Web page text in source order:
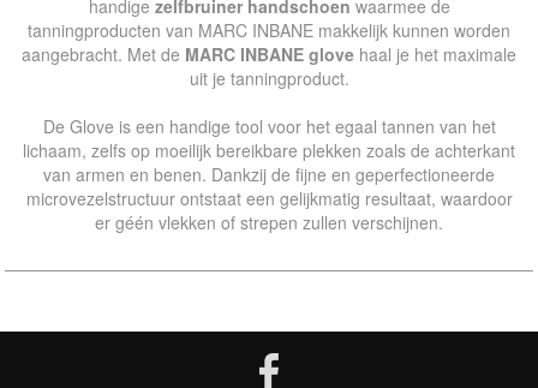
handige zelfbruiner handschoen waarmee de
tanningproducten van MARC INBANE makkelijk kunnen worden
aangebracht. Met de MARC INBANE glove haal je het maximale
uit je tanningproduct.
De Glove is een handige tool voor het egaal tannen van het
lichaam, zelfs op moeilijk bereikbare plekken zoals de achterkant
van armen en benen. Dankzij de fijne en geperfectioneerde
microvezelstructuur ontstaat een gelijkmatig resultaat, waardoor
er géén vlekken of strepen zullen verschijnen.